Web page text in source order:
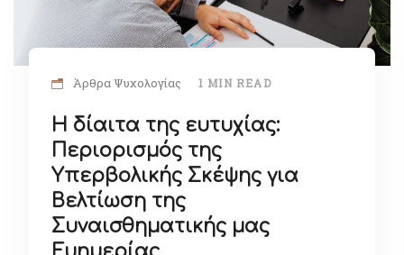
Άρθρα Ψυχολογίας 1 MIN READ
Η δίαιτα της ευτυχίας:
Περιορισμός της
Υπερβολικής Σκέψης για
Βελτίωση της
Συναισθηματικής μας